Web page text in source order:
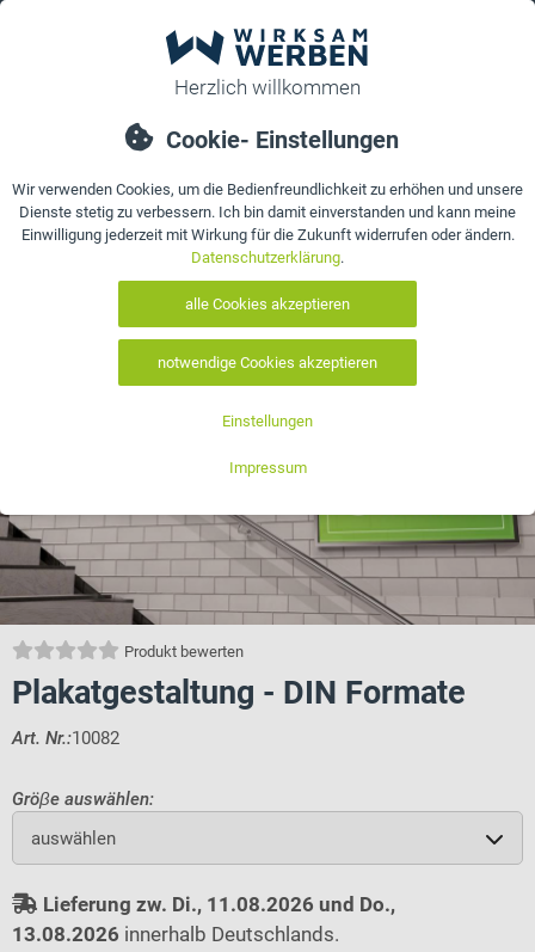
Produkt bewerten
Plakatgestaltung - DIN Formate
Art. Nr.:10082
Gröβe auswählen:
auswählen
Lieferung zw. Di., 11.08.2026 und Do.,
13.08.2026 innerhalb Deutschlands.
Details Referenzen Bewertungen